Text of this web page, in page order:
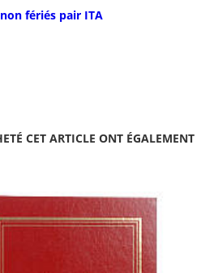
fériés pair ITA
CET ARTICLE ONT ÉGALEMENT